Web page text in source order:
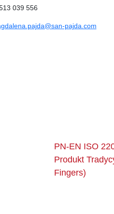
039 556
pajda.com
PN-EN ISO
Produkt
Fingers)